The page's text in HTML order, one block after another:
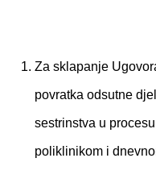
Za sklapanje
povratka odsutne
sestrinstva u
poliklinikom i